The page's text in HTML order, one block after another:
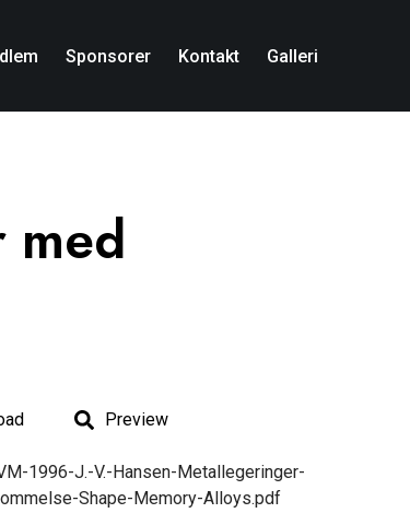
Sponsorer Kontakt Galleri
med
Preview
1996-J.-V.-Hansen-Metallegeringer-
Shape-Memory-Alloys.pdf